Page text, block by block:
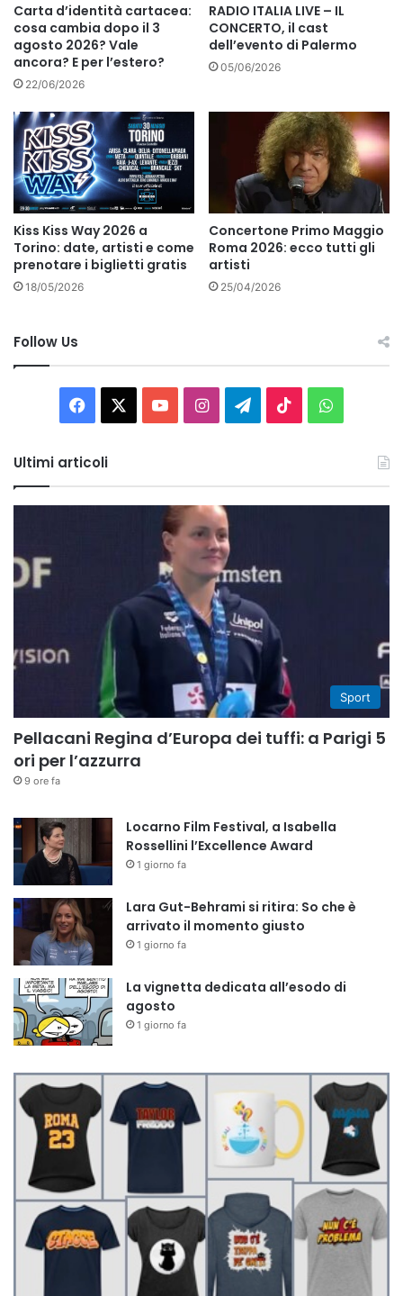
Carta d’identità cartacea:
cosa cambia dopo il 3
agosto 2026? Vale
ancora? E per l’estero?
22/06/2026
RADIO ITALIA LIVE – IL
CONCERTO, il cast
dell’evento di Palermo
05/06/2026
Kiss Kiss Way 2026 a
Torino: date, artisti e come
prenotare i biglietti gratis
18/05/2026
Concertone Primo Maggio
Roma 2026: ecco tutti gli
artisti
25/04/2026
Follow Us
Facebook You InstagramTelegram
TikTok
Ultimi articoli
Sport
Pellacani Regina d’Europa dei tuffi: a Parigi 5
ori per l’azzurra
9 ore fa
Locarno Film Festival, a Isabella
Rossellini l’Excellence Award
1 giorno fa
Lara Gut-Behrami si ritira: So che è
arrivato il momento giusto
1 giorno fa
La vignetta dedicata all’esodo di
agosto
1 giorno fa